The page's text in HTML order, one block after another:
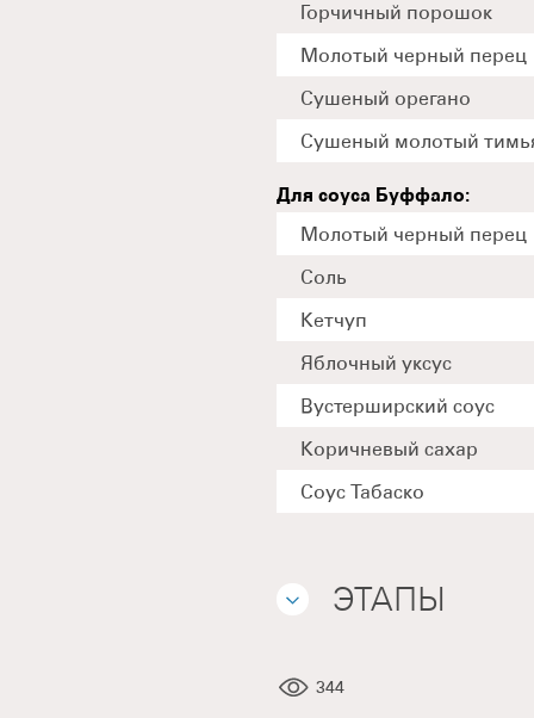
Горчичный порошок
Молотый черный перец
Сушеный орегано
Сушеный молотый
Для соуса Буффало:
Молотый черный перец
Соль
Кетчуп
Яблочный уксус
Вустерширский соус
Коричневый сахар
Соус Табаско
ЭТАПЫ
344